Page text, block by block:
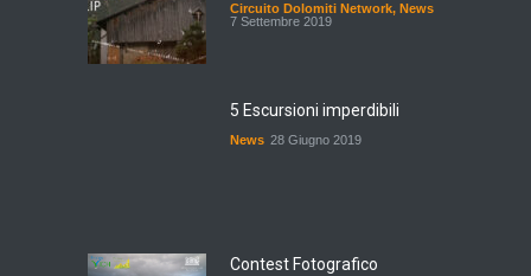
Circuito Dolomiti Network, News
7 Settembre 2019
5 Escursioni imperdibili
News 28 Giugno 2019
Contest Fotografico